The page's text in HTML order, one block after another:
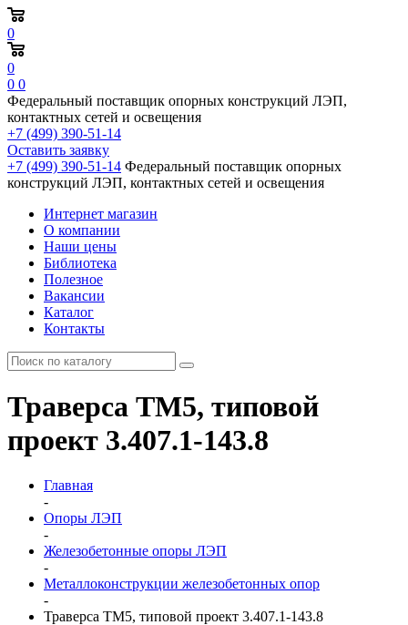
0
0
0 0
Федеральный поставщик опорных конструкций ЛЭП,
контактных сетей и освещения
+7 (499) 390-51-14
Оставить заявку
+7 (499) 390-51-14 Федеральный поставщик опорных
конструкций ЛЭП, контактных сетей и освещения
Интернет магазин
О компании
Наши цены
Библиотека
Полезное
Вакансии
Каталог
Контакты
Траверса ТМ5, типовой
проект 3.407.1-143.8
Главная
-
Опоры ЛЭП
-
Железобетонные опоры ЛЭП
-
Металлоконструкции железобетонных опор
-
Траверса ТМ5, типовой проект 3.407.1-143.8